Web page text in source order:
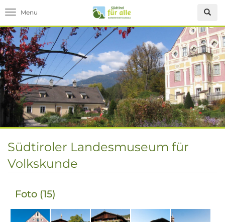
Toggle navigation
Südtiroler Landesmuseum für
Volkskunde
Foto (15)